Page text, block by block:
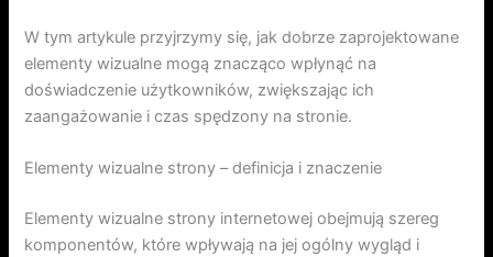
W tym artykule przyjrzymy się, jak dobrze zaprojektowane
elementy wizualne mogą znacząco wpłynąć na
doświadczenie użytkowników, zwiększając ich
zaangażowanie i czas spędzony na stronie.
Elementy wizualne strony – definicja i znaczenie
Elementy wizualne strony internetowej obejmują szereg
komponentów, które wpływają na jej ogólny wygląd i